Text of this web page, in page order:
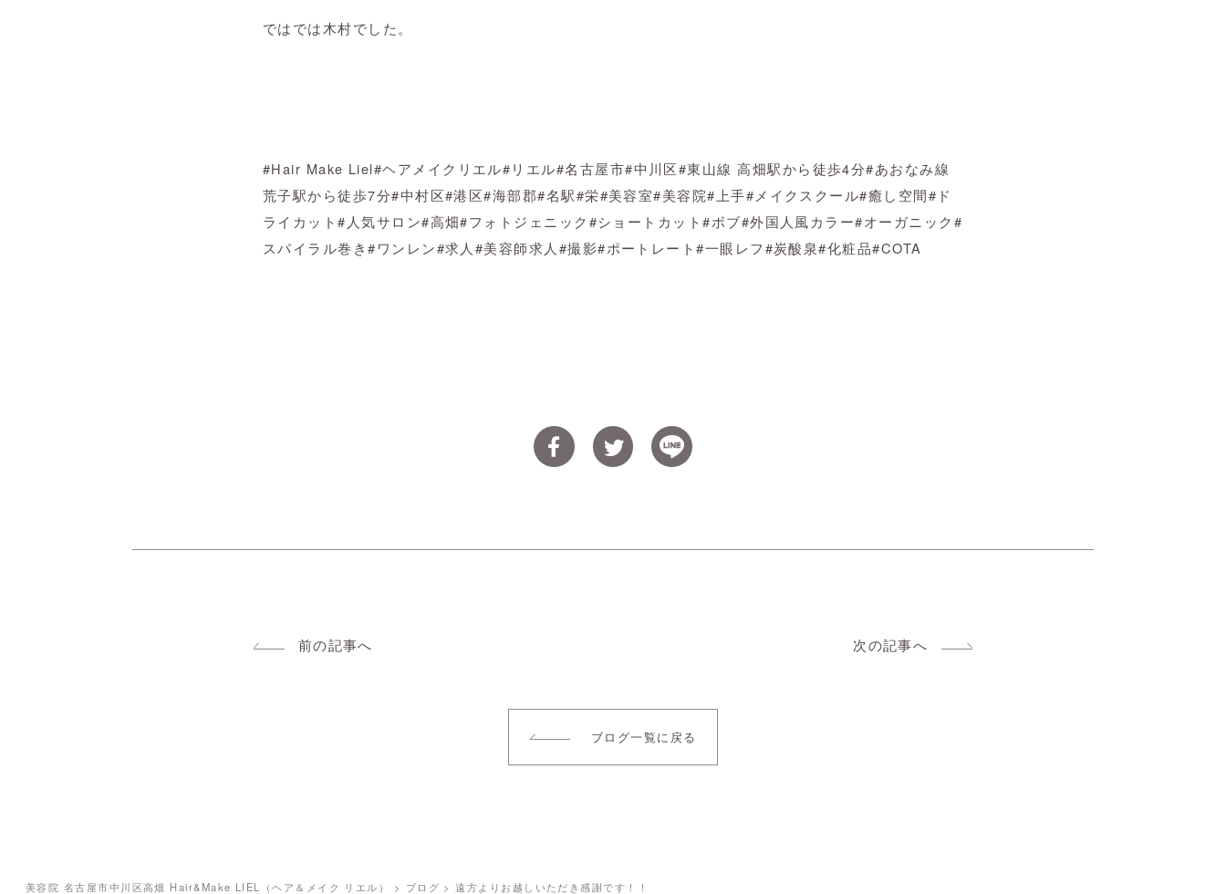
ではでは木村でした。
#Hair Make Liel#ヘアメイクリエル#リエル#名古屋市#中川区#東山線 高畑駅から徒歩4分#あおなみ線
荒子駅から徒歩7分#中村区#港区#海部郡#名駅#栄#美容室#美容院#上手#メイクスクール#癒し空間# ド
ライカット#人気サロン#高畑#フォトジェニック#ショートカット#ボブ#外国人風カラー#オーガニック#
スパイラル巻き#ワンレン#求人#美容師求人#撮影#ポートレート#一眼レフ#炭酸泉#化粧品#COTA
前の記事へ 次の記事へ
ブログ一覧に戻る
美容院 名古屋市中川区高畑 Hair&Make LIEL（ヘア＆メイク リエル） > ブログ >遠方よりお越しいただき感謝です！！